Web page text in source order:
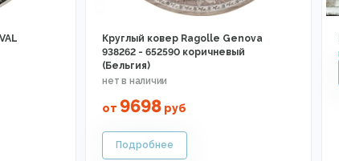
Круглый ковер Ragolle Genova
938262 - 652590 коричневый
(Бельгия)
от9698 руб